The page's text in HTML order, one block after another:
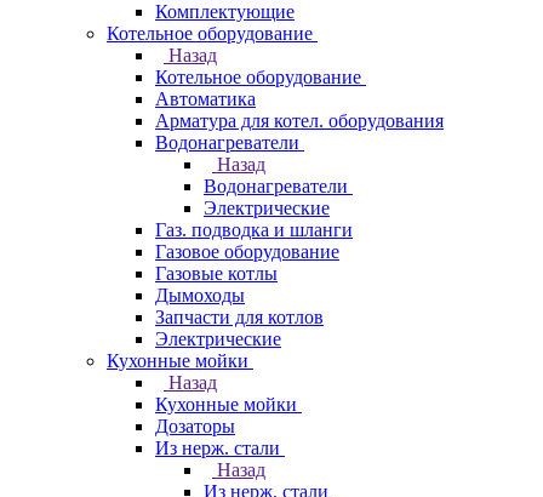
Комплектующие
Котельное оборудование
Назад
Котельное оборудование
Автоматика
Арматура для котел. оборудования
Водонагреватели
Назад
Водонагреватели
Электрические
Газ. подводка и шланги
Газовое оборудование
Газовые котлы
Дымоходы
Запчасти для котлов
Электрические
Кухонные мойки
Назад
Кухонные мойки
Дозаторы
Из нерж. стали
Назад
Из нерж. стали